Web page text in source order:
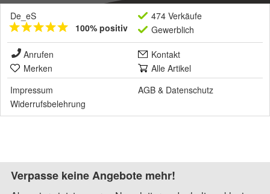
De_eS
100% positiv
474 Verkäufe
Gewerblich
Anrufen
Kontakt
Merken
Alle Artikel
Impressum
AGB & Datenschutz
Widerrufsbelehrung
Verpasse keine Angebote mehr!